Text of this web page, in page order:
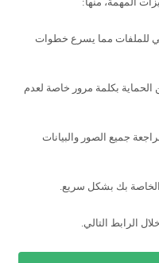
للملفات مما يسرع خطوات
بكلمة مرور خاصة لعدم
جميع الصور والبيانات
الخاصة بك بشكل سريع.